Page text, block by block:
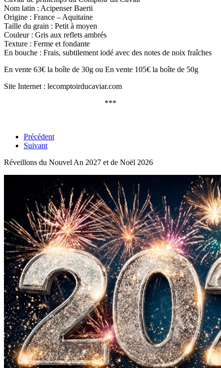
Nom latin : Acipenser Baerii
Origine : France – Aquitaine
Taille du grain : Petit à moyen
Couleur : Gris aux reflets ambrés
Texture : Ferme et fondante
En bouche : Frais, subtilement iodé avec des notes de noix fraîches
En vente 63€ la boîte de 30g ou En vente 105€ la boîte de 50g
Site Internet : lecomptoirducaviar.com
***
Précédent
Suivant
Réveillons du Nouvel An 2027 et de Noël 2026